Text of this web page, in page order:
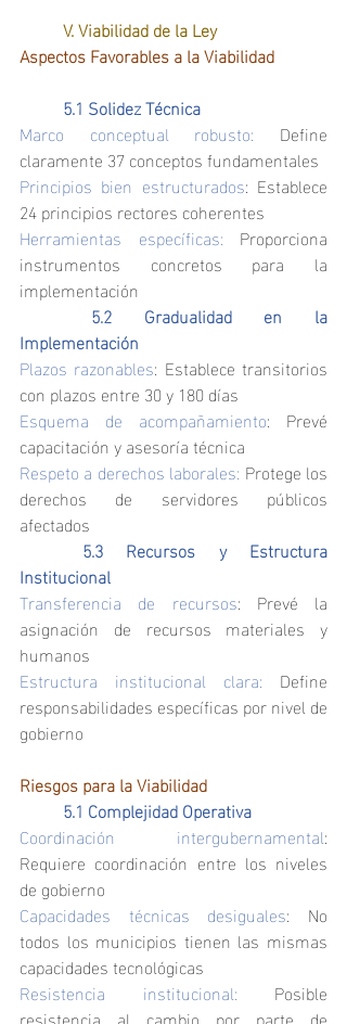
	V. Viabilidad de la Ley
Aspectos Favorables a la Viabilidad
	5.1 Solidez Técnica
Marco conceptual robusto: Define
claramente 37 conceptos fundamentales
Principios bien estructurados: Establece
24 principios rectores coherentes
Herramientas específicas: Proporciona
instrumentos concretos para la
implementación
Implementación
Plazos razonables: Establece transitorios
con plazos entre 30 y 180 días
Esquema de acompañamiento: Prevé
capacitación y asesoría técnica
Respeto a derechos laborales: Protege los
derechos de servidores públicos
afectados
Institucional
Transferencia de recursos: Prevé la
asignación de recursos materiales y
humanos
Estructura institucional clara: Define
responsabilidades específicas por nivel de
gobierno
Riesgos para la Viabilidad
	5.1 Complejidad Operativa
Coordinación intergubernamental:
Requiere coordinación entre los niveles
de gobierno
Capacidades técnicas desiguales: No
todos los municipios tienen las mismas
capacidades tecnológicas
Resistencia institucional: Posible